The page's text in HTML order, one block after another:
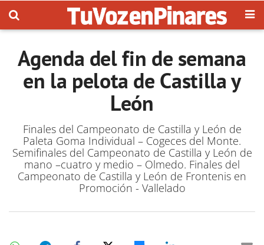
Agenda del fin de semana
en la pelota de Castilla y
León
Finales del Campeonato de Castilla y León de
Paleta Goma Individual – Cogeces del Monte.
Semifinales del Campeonato de Castilla y León de
mano –cuatro y medio – Olmedo. Finales del
Campeonato de Castilla y León de Frontenis en
Promoción - Vallelado